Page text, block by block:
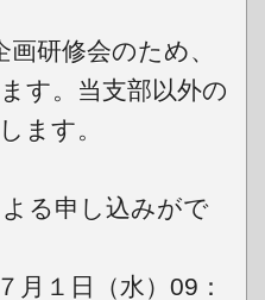
研修会のため、
す。当支部以外の
ます。
る申し込みがで
月１日（水）09：